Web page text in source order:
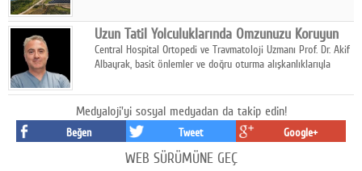
Uzun Tatil Yolculuklarında Omzunuzu Koruyun
Central Hospital Ortopedi ve Travmatoloji Uzmanı Prof. Dr. Akif
Albayrak, basit önlemler ve doğru oturma alışkanlıklarıyla
Medyaloji'yi sosyal medyadan da takip edin!
Beğen Tweet Google+
WEB SÜRÜMÜNE GEÇ